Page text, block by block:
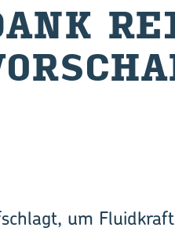
um